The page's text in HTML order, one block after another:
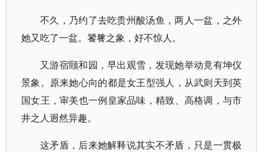
不久，乃约了去吃贵州酸汤鱼，两人一盆，之外
她又吃了一盆。饕餮之象，好不惊人。
又游宿颐和园，早出观雪，发现她举动竟有坤仪
景象。原来她心向的都是女王型强人，从武则天到英
国女王，审美也一例皇家品味，精致、高格调，与市
井之人迥然异趣。
这矛盾，后来她解释说其实不矛盾，只是一贯极